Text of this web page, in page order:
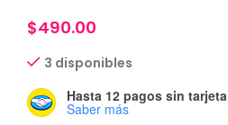
$490.00
3 disponibles
Hasta 12 pagos sin tarjeta
Saber más